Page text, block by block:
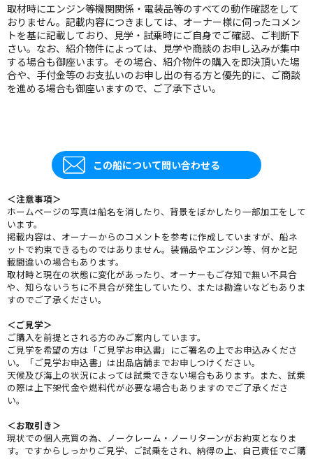
取材時にエンジン等機関関係・電装品等のすべての動作確認をして
おりません。記載内容につきましては、オーナー様に伺ったコメン
トを基に記載しており、見学・試乗時にご自身でご確認、ご判断下
さい。なお、紹介物件によっては、見学や商談のお申し込みが集中
する場合も御座います。その場合、紹介物件の購入を即決頂いた場
合や、手付金等のお支払いのお申し出の有る方と優先的に、ご商談
を進める場合も御座いますので、ご了承下さい。
この船について問い合わせる
＜注意事項＞
ホームページの写真は船名を消したり、背景をぼかしたり一部加工をして
います。
掲載内容は、オーナーからのコメントを参考に作成していますが、船ネ
ットで約束できるものではありません。装備品やエンジン等、何かと記
載間違いの場合もあります。
取材時と現在の状態に変化があったり、オーナーもご存知で無い不具合
や、知らないうちに不具合が発生していたり、または勘違いなどもありま
すのでご了承ください。
＜ご見学＞
ご購入を前提とされる方のみご案内しています。
ご見学を希望の方は「ご見学お申込書」にご署名の上でお申込みくださ
い。「ご見学お申込書」は出品店舗までお申しつけください。
天候及び海上の状況によっては試乗できない場合もあります。また、試乗
の際は上下架代金や燃料代が必要な場合もありますのでご了承くださ
い。
＜お取引き＞
現状での個人売買の為、ノークレーム・ノーリターンがお約束となりま
す。ですからしっかりご見学、ご試乗をされ、納得の上、自己責任でご購